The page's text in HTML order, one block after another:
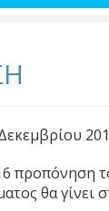
προπόνηση
θα γίνει